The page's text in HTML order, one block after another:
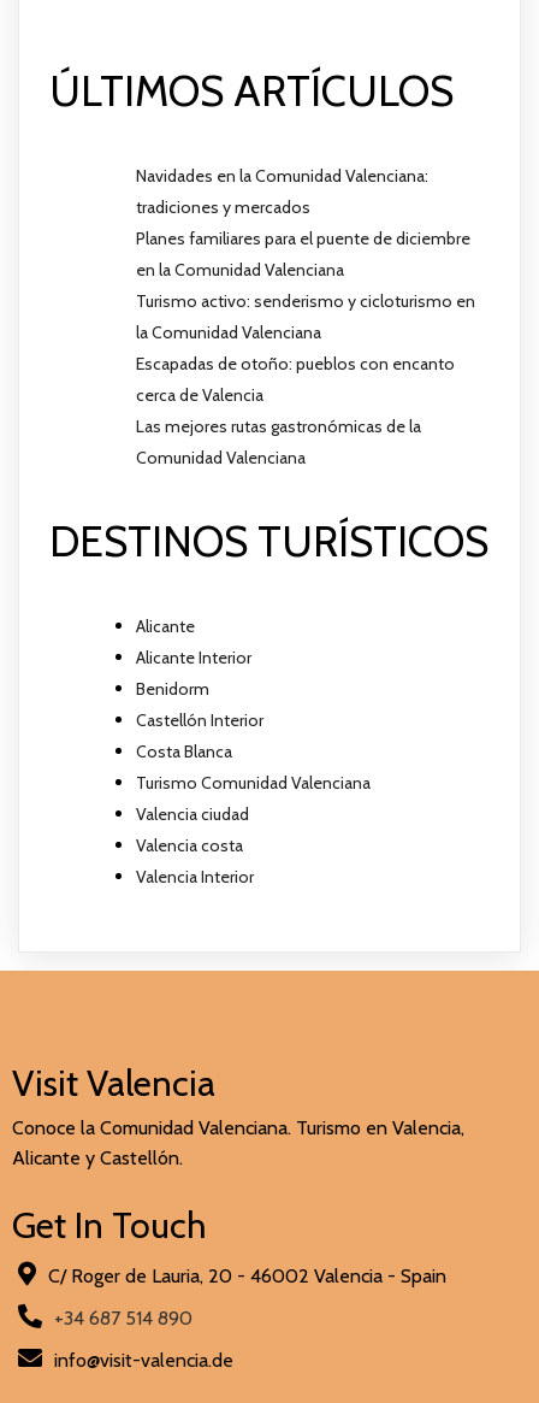
ÚLTIMOS ARTÍCULOS
Navidades en la Comunidad Valenciana:
tradiciones y mercados
Planes familiares para el puente de diciembre
en la Comunidad Valenciana
Turismo activo: senderismo y cicloturismo en
la Comunidad Valenciana
Escapadas de otoño: pueblos con encanto
cerca de Valencia
Las mejores rutas gastronómicas de la
Comunidad Valenciana
DESTINOS TURÍSTICOS
Alicante
Alicante Interior
Benidorm
Castellón Interior
Costa Blanca
Turismo Comunidad Valenciana
Valencia ciudad
Valencia costa
Valencia Interior
Visit Valencia
Conoce la Comunidad Valenciana. Turismo en Valencia,
Alicante y Castellón.
Get In Touch
C/ Roger de Lauria, 20 - 46002 Valencia - Spain
+34 687 514 890
info@visit-valencia.de